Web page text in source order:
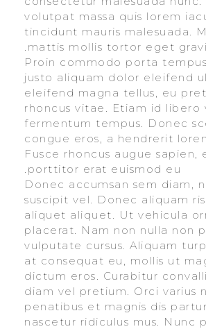
volutpat massa quis lorem
tincidunt mauris malesuada.
mattis mollis tortor eget
Proin commodo porta
justo aliquam dolor eleifend
eleifend magna tellus, eu
rhoncus vitae. Etiam id libero
fermentum tempus. Donec
congue eros, a hendrerit
Fusce rhoncus augue sapien,
porttitor erat euismod eu.
Donec accumsan sem diam,
suscipit vel. Donec aliquam
aliquet aliquet. Ut vehicula
placerat. Nam non nulla non
vulputate cursus. Aliquam
at consequat eu, mollis ut
dictum eros. Curabitur
diam vel pretium. Orci varius
penatibus et magnis dis
nascetur ridiculus mus. Nunc